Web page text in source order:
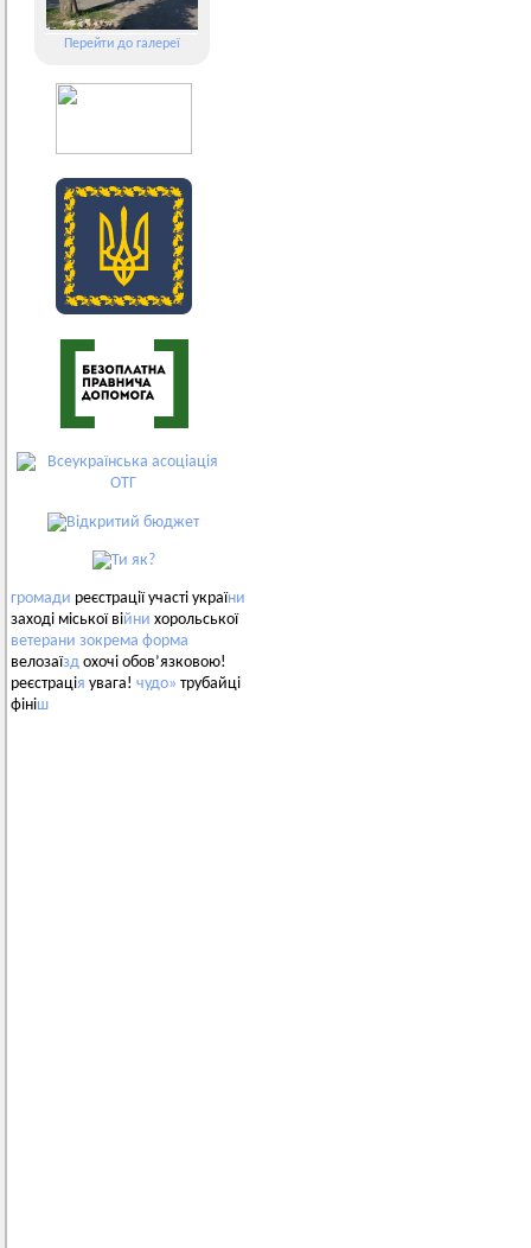
Перейти до галереї
громади реєстрації участі україни
заході міської війни хорольської
ветерани зокрема форма
велозаїзд охочі обов’язковою!
реєстрація увага! чудо» трубайці
фініш